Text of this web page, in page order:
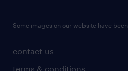
contact us
terms & conditions
Some images on our website have